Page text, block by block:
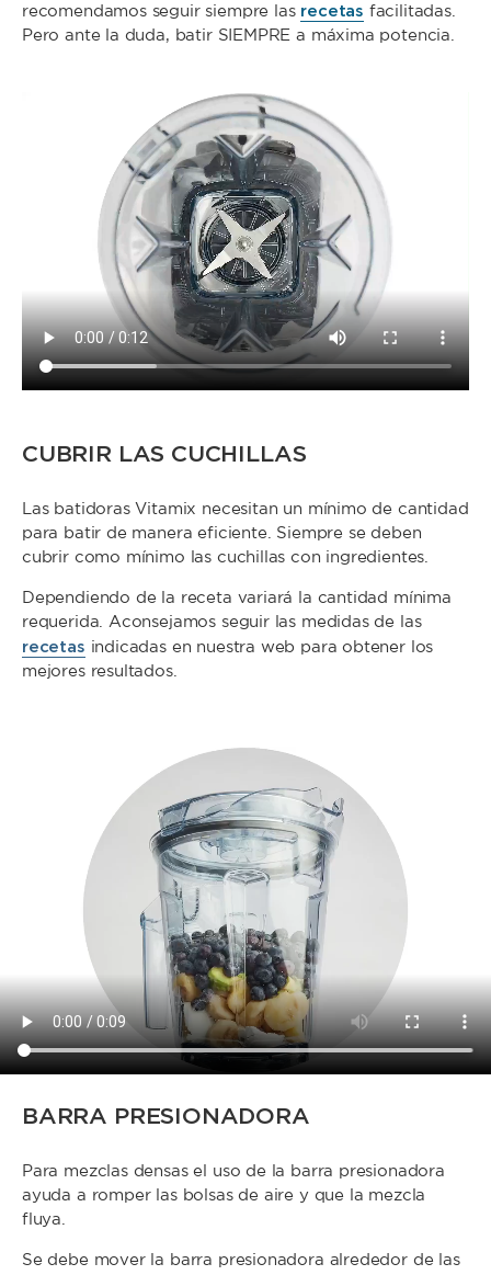
recomendamos seguir siempre las recetas facilitadas.
Pero ante la duda, batir SIEMPRE a máxima potencia.
CUBRIR LAS CUCHILLAS
Las batidoras Vitamix necesitan un mínimo de cantidad
para batir de manera eficiente. Siempre se deben
cubrir como mínimo las cuchillas con ingredientes.
Dependiendo de la receta variará la cantidad mínima
requerida. Aconsejamos seguir las medidas de las
recetas indicadas en nuestra web para obtener los
mejores resultados.
BARRA PRESIONADORA
Para mezclas densas el uso de la barra presionadora
ayuda a romper las bolsas de aire y que la mezcla
fluya.
Se debe mover la barra presionadora alrededor de las